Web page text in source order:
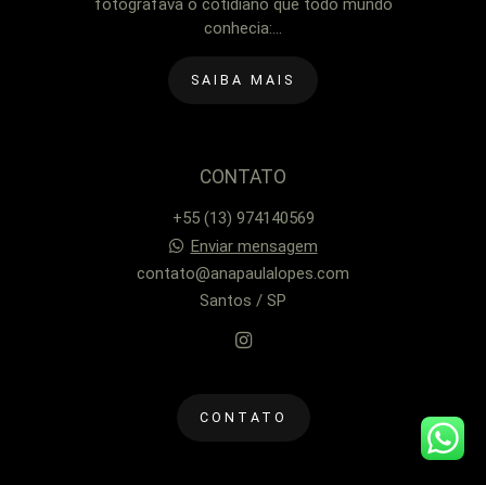
fotografava o cotidiano que todo mundo
conhecia:...
SAIBA MAIS
CONTATO
+55 (13) 974140569
Enviar mensagem
contato@anapaulalopes.com
Santos / SP
CONTATO